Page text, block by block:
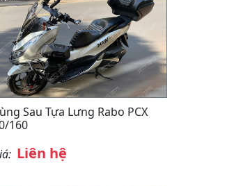
Sau Tựa Lưng Rabo PCX
160
Liên hệ